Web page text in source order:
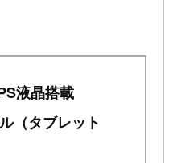
液晶搭載
（タブレット